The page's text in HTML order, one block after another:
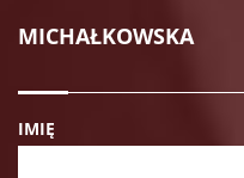
MICHAŁKOWSKA
IMIĘ